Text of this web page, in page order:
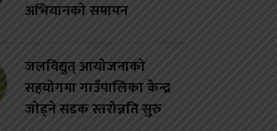
अभियानको समापन
जलविद्युत् आयोजनाको
सहयोगमा गाउँपालिका केन्द्र
जोड्ने सडक स्तरोन्नति सुरु